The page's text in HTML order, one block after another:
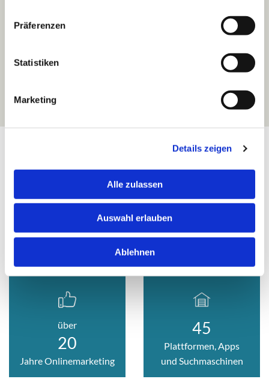
Präferenzen
Statistiken
Marketing
Details zeigen
Alle zulassen
Auswahl erlauben
Ablehnen
Mit unserem Know-how und unseren Plattformen
schaffen wir Kontakte – ob vor Ort oder in der digitalen
Von der lokalen Suche bis hin zur IT-Infrastruktur sorgen
u. a. Schwerin und
München
über
20
Jahre Onlinemarketing
45
Plattformen,Apps
und Suchmaschinen